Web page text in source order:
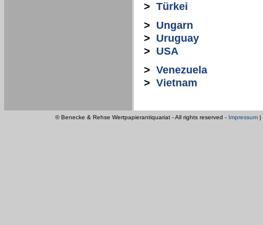
> Türkei
> Ungarn
> Uruguay
> USA
> Venezuela
> Vietnam
© Benecke & Rehse Wertpapierantiquariat - All rights reserved - Impressum |